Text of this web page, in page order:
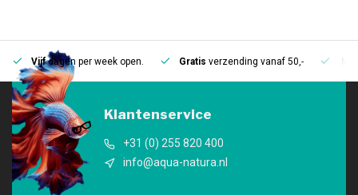
Vijfdagen per week open. Gratis verzending vanaf 50,-
Klantenservice
+31 (0) 255 820 400
info@aqua-natura.nl